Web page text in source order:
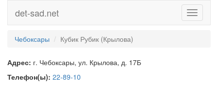
Toggle
det-sad.net
Чебоксары Кубик Рубик (Крылова)
Адрес: г. Чебоксары, ул. Крылова, д. 17Б
Телефон(ы): 22-89-10